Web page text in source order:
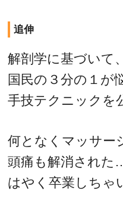
追伸
解剖学に基づいて、
国民の３分の１が
手技テクニックを
何となくマッサー
頭痛も解消された
はやく卒業しちゃ